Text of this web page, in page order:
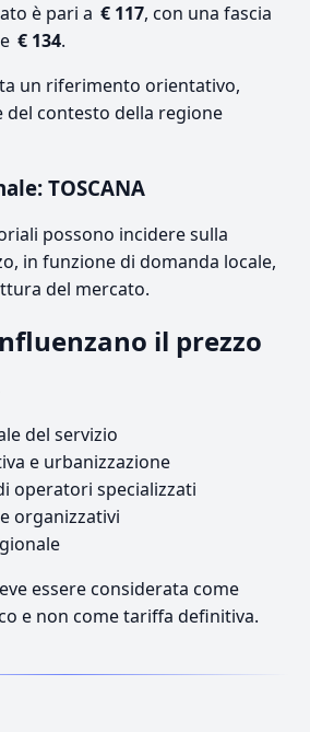
è pari a € 117, con una fascia
e € 134.
un riferimento orientativo,
del contesto della regione
TOSCANA
possono incidere sulla
in funzione di domanda locale,
del mercato.
il prezzo
del servizio
e urbanizzazione
operatori specializzati
organizzativi
essere considerata come
e non come tariffa definitiva.